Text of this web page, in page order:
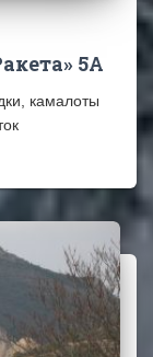
5А
камалоты